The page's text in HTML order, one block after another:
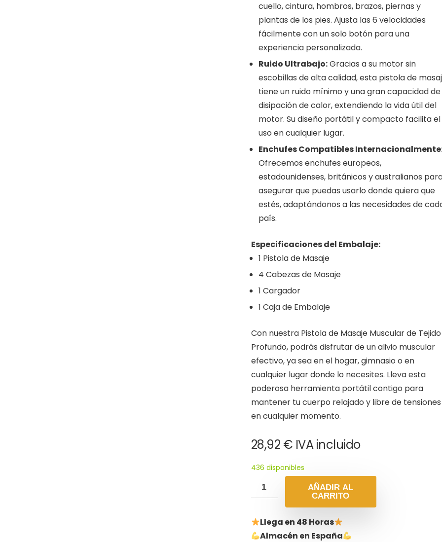
cuello, cintura, hombros, brazos, piernas y
plantas de los pies. Ajusta las 6 velocidades
fácilmente con un solo botón para una
experiencia personalizada.
Ruido Ultrabajo:Gracias a su motor sin
escobillas de alta calidad, esta pistola de
tiene un ruido mínimo y una gran capacidad de
disipación de calor, extendiendo la vida útil del
motor. Su diseño portátil y compacto facilita el
uso en cualquier lugar.
Enchufes Compatibles
Ofrecemos enchufes europeos,
estadounidenses, británicos y australianos
asegurar que puedas usarlo donde quiera que
estés, adaptándonos a las necesidades de
país.
Especificaciones del Embalaje:
1 Pistola de Masaje
4 Cabezas de Masaje
1 Cargador
1 Caja de Embalaje
Con nuestra Pistola de Masaje Muscular de Tejido
Profundo, podrás disfrutar de un alivio muscular
efectivo, ya sea en el hogar, gimnasio o en
cualquier lugar donde lo necesites. Lleva esta
poderosa herramienta portátil contigo para
mantener tu cuerpo relajado y libre de tensiones
en cualquier momento.
28,92 € IVA incluido
436 disponibles
AÑADIR AL
CARRITO
Llega en 48 Horas
Almacén en España